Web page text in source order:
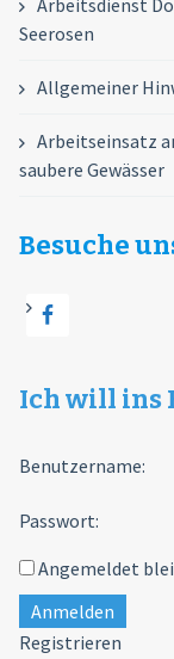
Arbeitsdienst
Seerosen
Allgemeiner
Arbeitseinsatz
saubere Gewässer
Besuche
Ich will ins
Benutzername:
Passwort:
Angemeldet
Anmelden
Registrieren